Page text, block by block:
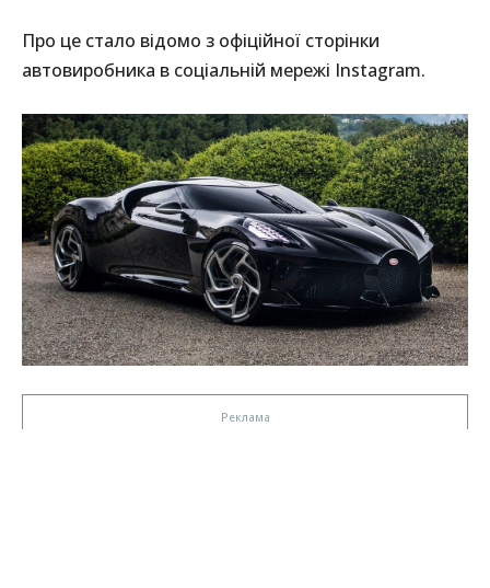
Про це стало відомо з офіційної сторінки
автовиробника в соціальній мережі Instagram.